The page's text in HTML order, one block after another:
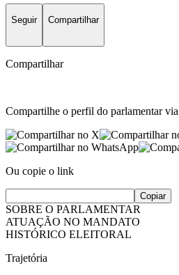
Seguir Compartilhar
Compartilhar
Compartilhe o perfil do parlamentar via
Ou copie o link
Copiar
SOBRE O PARLAMENTAR
ATUAÇÃO NO MANDATO
HISTÓRICO ELEITORAL
Trajetória